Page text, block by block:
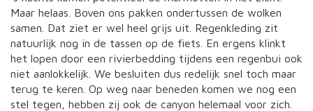
Maar helaas. Boven ons pakken ondertussen de wolken
samen. Dat ziet er wel heel grijs uit. Regenkleding zit
natuurlijk nog in de tassen op de fiets. En ergens klinkt
het lopen door een rivierbedding tijdens een regenbui ook
niet aanlokkelijk. We besluiten dus redelijk snel toch maar
terug te keren. Op weg naar beneden komen we nog een
stel tegen, hebben zij ook de canyon helemaal voor zich.